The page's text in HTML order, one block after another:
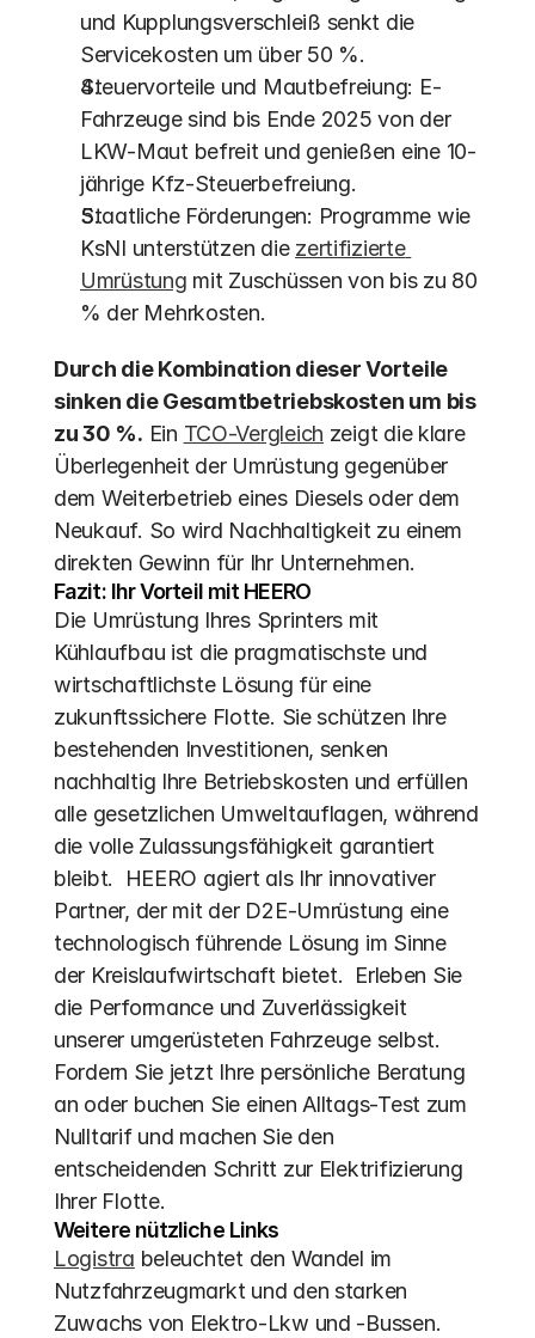
und Kupplungsverschleiß senkt die
Servicekosten um über 50 %.
Steuervorteile und Mautbefreiung: E-
Fahrzeuge sind bis Ende 2025 von der
LKW-Maut befreit und genießen eine 10-
jährige Kfz-Steuerbefreiung.
Staatliche Förderungen: Programme wie
KsNI unterstützen die zertifizierte
Umrüstung mit Zuschüssen von bis zu 80
% der Mehrkosten.
Durch die Kombination dieser Vorteile
sinken die Gesamtbetriebskosten um bis
zu 30 %. Ein TCO-Vergleich zeigt die klare
Überlegenheit der Umrüstung gegenüber
dem Weiterbetrieb eines Diesels oder dem
Neukauf. So wird Nachhaltigkeit zu einem
direkten Gewinn für Ihr Unternehmen.
Fazit: Ihr Vorteil mit HEERO
Die Umrüstung Ihres Sprinters mit
Kühlaufbau ist die pragmatischste und
wirtschaftlichste Lösung für eine
zukunftssichere Flotte. Sie schützen Ihre
bestehenden Investitionen, senken
nachhaltig Ihre Betriebskosten und erfüllen
alle gesetzlichen Umweltauflagen, während
die volle Zulassungsfähigkeit garantiert
bleibt.  HEERO agiert als Ihr innovativer
Partner, der mit der D2E-Umrüstung eine
technologisch führende Lösung im Sinne
der Kreislaufwirtschaft bietet.  Erleben Sie
die Performance und Zuverlässigkeit
unserer umgerüsteten Fahrzeuge selbst.
Fordern Sie jetzt Ihre persönliche Beratung
an oder buchen Sie einen Alltags-Test zum
Nulltarif und machen Sie den
entscheidenden Schritt zur Elektrifizierung
Ihrer Flotte.
Weitere nützliche Links
Logistra beleuchtet den Wandel im
Nutzfahrzeugmarkt und den starken
Zuwachs von Elektro-Lkw und -Bussen.